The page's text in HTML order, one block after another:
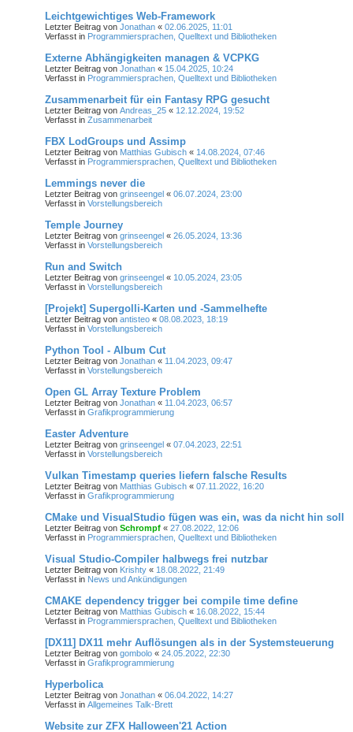
Leichtgewichtiges Web-Framework
Letzter Beitrag von Jonathan « 02.06.2025, 11:01
Verfasst in Programmiersprachen, Quelltext und Bibliotheken
Externe Abhängigkeiten managen & VCPKG
Letzter Beitrag von Jonathan « 15.04.2025, 10:24
Verfasst in Programmiersprachen, Quelltext und Bibliotheken
Zusammenarbeit für ein Fantasy RPG gesucht
Letzter Beitrag von Andreas_25 « 12.12.2024, 19:52
Verfasst in Zusammenarbeit
FBX LodGroups und Assimp
Letzter Beitrag von Matthias Gubisch « 14.08.2024, 07:46
Verfasst in Programmiersprachen, Quelltext und Bibliotheken
Lemmings never die
Letzter Beitrag von grinseengel « 06.07.2024, 23:00
Verfasst in Vorstellungsbereich
Temple Journey
Letzter Beitrag von grinseengel « 26.05.2024, 13:36
Verfasst in Vorstellungsbereich
Run and Switch
Letzter Beitrag von grinseengel « 10.05.2024, 23:05
Verfasst in Vorstellungsbereich
[Projekt] Supergolli-Karten und -Sammelhefte
Letzter Beitrag von antisteo « 08.08.2023, 18:19
Verfasst in Vorstellungsbereich
Python Tool - Album Cut
Letzter Beitrag von Jonathan « 11.04.2023, 09:47
Verfasst in Vorstellungsbereich
Open GL Array Texture Problem
Letzter Beitrag von Jonathan « 11.04.2023, 06:57
Verfasst in Grafikprogrammierung
Easter Adventure
Letzter Beitrag von grinseengel « 07.04.2023, 22:51
Verfasst in Vorstellungsbereich
Vulkan Timestamp queries liefern falsche Results
Letzter Beitrag von Matthias Gubisch « 07.11.2022, 16:20
Verfasst in Grafikprogrammierung
CMake und VisualStudio fügen was ein, was da nicht hin soll
Letzter Beitrag von Schrompf « 27.08.2022, 12:06
Verfasst in Programmiersprachen, Quelltext und Bibliotheken
Visual Studio-Compiler halbwegs frei nutzbar
Letzter Beitrag von Krishty « 18.08.2022, 21:49
Verfasst in News und Ankündigungen
CMAKE dependency trigger bei compile time define
Letzter Beitrag von Matthias Gubisch « 16.08.2022, 15:44
Verfasst in Programmiersprachen, Quelltext und Bibliotheken
[DX11] DX11 mehr Auflösungen als in der Systemsteuerung
Letzter Beitrag von gombolo « 24.05.2022, 22:30
Verfasst in Grafikprogrammierung
Hyperbolica
Letzter Beitrag von Jonathan « 06.04.2022, 14:27
Verfasst in Allgemeines Talk-Brett
Website zur ZFX Halloween'21 Action